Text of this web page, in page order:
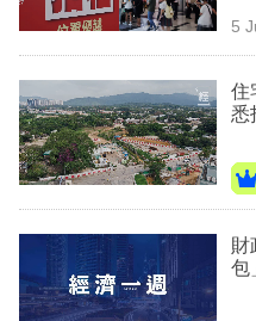
理
商
業
科
技
職
場
5
住
悉
財
包